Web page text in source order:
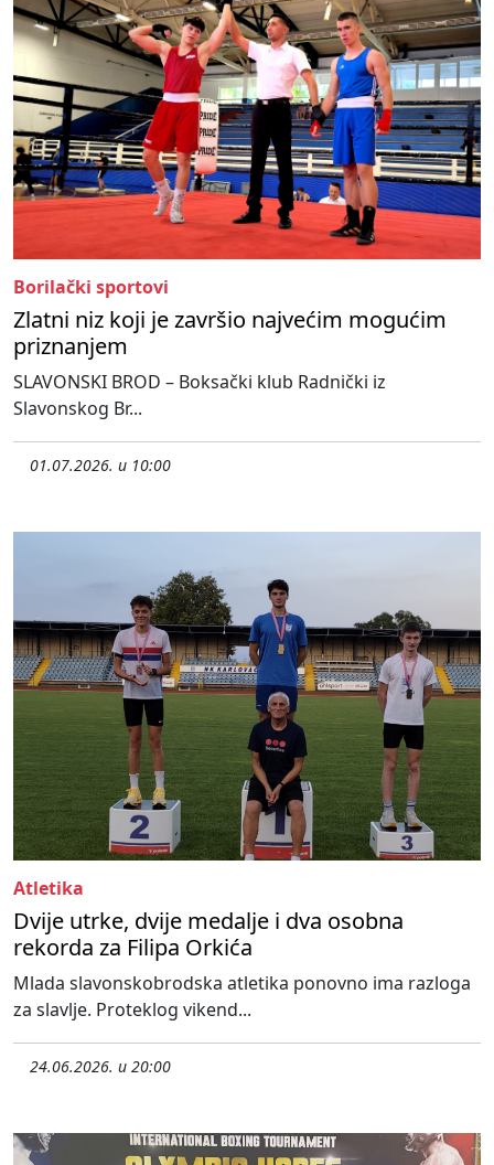
Borilački sportovi
Zlatni niz koji je završio najvećim mogućim
priznanjem
SLAVONSKI BROD – Boksački klub Radnički iz
Slavonskog Br...
01.07.2026. u 10:00
Atletika
Dvije utrke, dvije medalje i dva osobna
rekorda za Filipa Orkića
Mlada slavonskobrodska atletika ponovno ima razloga
za slavlje. Proteklog vikend...
24.06.2026. u 20:00